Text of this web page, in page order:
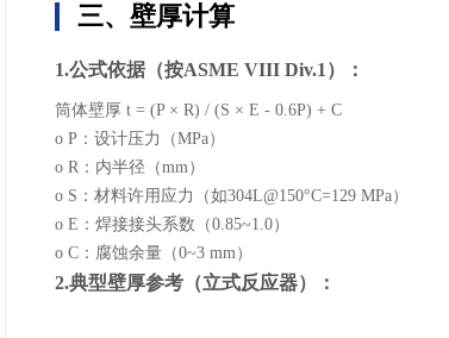
三、壁厚计算
1.公式依据（按ASME VIII Div.1）：
筒体壁厚 t = (P × R) / (S × E - 0.6P) + C
o P：设计压力（MPa）
o R：内半径（mm）
o S：材料许用应力（如304L@150°C=129 MPa）
o E：焊接接头系数（0.85~1.0）
o C：腐蚀余量（0~3 mm）
2.典型壁厚参考（立式反应器）：